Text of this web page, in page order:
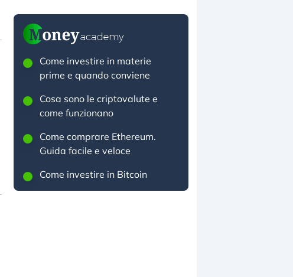
Come investire in materie
prime e quando conviene
Cosa sono le criptovalute e
come funzionano
Come comprare Ethereum.
Guida facile e veloce
Come investire in Bitcoin